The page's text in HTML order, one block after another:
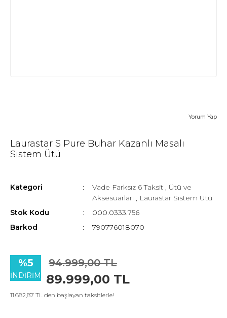
Yorum Yap
Laurastar S Pure Buhar Kazanlı Masalı
Sistem Ütü
Kategori Vade Farksız 6 Taksit , Ütü ve
Aksesuarları , Laurastar Sistem Ütü
Stok Kodu
000.0333.756
Barkod
790776018070
%5
İNDİRİM 89.999,00 TL
94.999,00 TL
11.682,87 TL den başlayan taksitlerle!